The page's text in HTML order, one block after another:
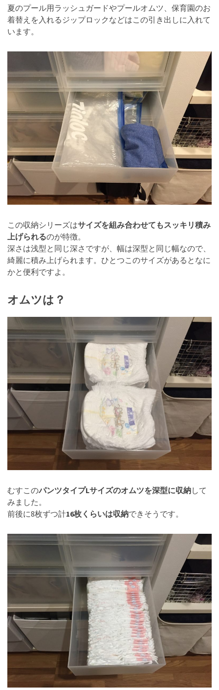
夏のプール用ラッシュガードやプールオムツ、保育園のお
着替えを入れるジップロックなどはこの引き出しに入れて
います。
この収納シリーズはサイズを組み合わせてもスッキリ積み
上げられるのが特徴。
深さは浅型と同じ深さですが、幅は深型と同じ幅なので、
綺麗に積み上げられます。ひとつこのサイズがあるとなに
かと便利ですよ。
オムツは？
むすこのパンツタイプLサイズのオムツを深型に収納して
みました。
前後に8枚ずつ計16枚くらいは収納できそうです。